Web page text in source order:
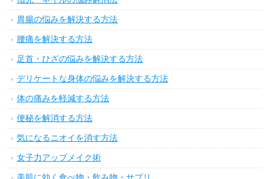
胃腸の悩みを解決する方法
腰痛を解決する方法
足首・ひざの悩みを解決する方法
デリケートな身体の悩みを解決する方法
体の痛みを軽減する方法
便秘を解消する方法
気になるニオイを消す方法
女子力アップメイク術